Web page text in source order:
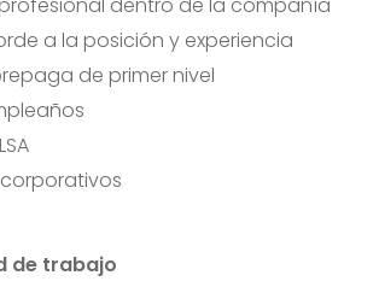
dentro de la compañía
a la posición y experiencia
de primer nivel
de trabajo